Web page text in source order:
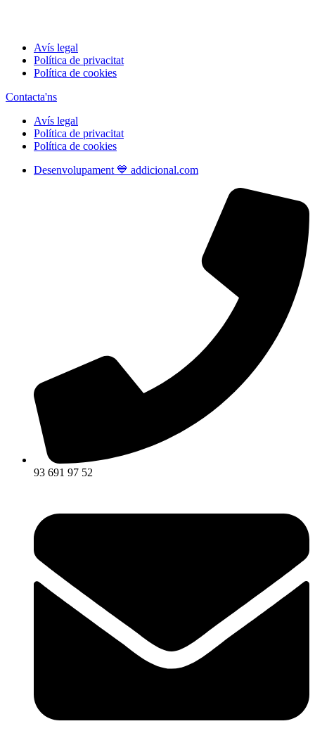
Avís legal
Política de privacitat
Política de cookies
Contacta'ns
Avís legal
Política de privacitat
Política de cookies
Desenvolupament 💙 addicional.com
93 691 97 52